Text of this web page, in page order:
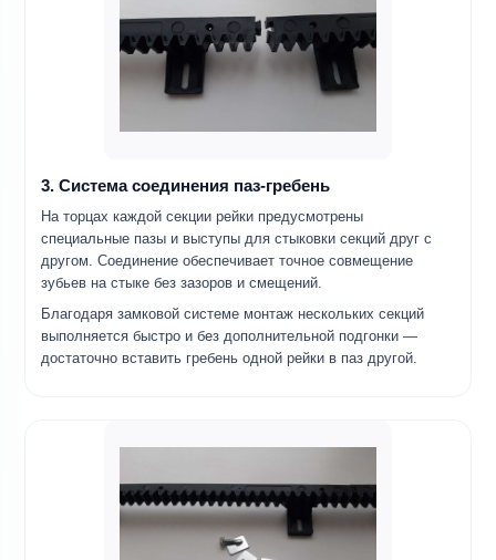
3. Система соединения паз-гребень
На торцах каждой секции рейки предусмотрены
специальные пазы и выступы для стыковки секций друг с
другом. Соединение обеспечивает точное совмещение
зубьев на стыке без зазоров и смещений.
Благодаря замковой системе монтаж нескольких секций
выполняется быстро и без дополнительной подгонки —
достаточно вставить гребень одной рейки в паз другой.